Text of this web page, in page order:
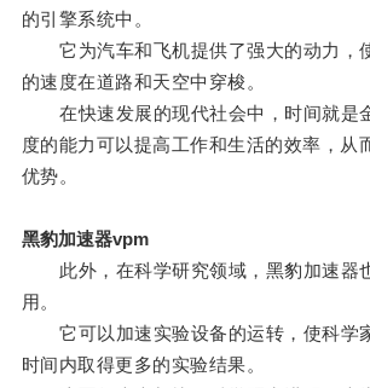
的引擎系统中。
它为汽车和飞机提供了强大的动力，
的速度在道路和天空中穿梭。
在快速发展的现代社会中，时间就是
度的能力可以提高工作和生活的效率，从
优势。
黑豹加速器vpm
此外，在科学研究领域，黑豹加速器
用。
它可以加速实验设备的运转，使科学
时间内取得更多的实验结果。